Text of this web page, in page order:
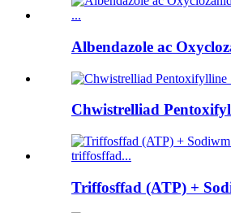
Albendazole ac
Chwistrelliad
Triffosffad (ATP) +